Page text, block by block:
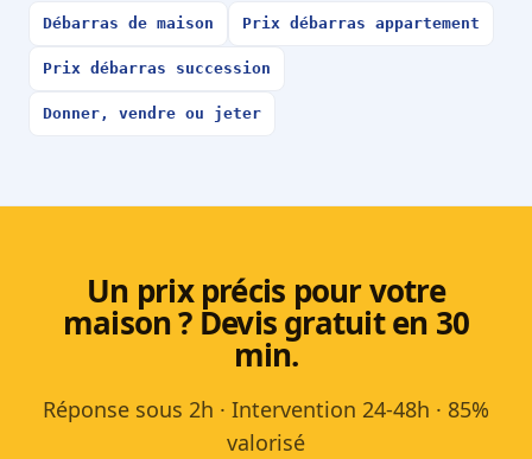
Débarras de maison Prix débarras appartement
Prix débarras succession
Donner, vendre ou jeter
Un prix précis pour votre
maison ? Devis gratuit en 30
min.
Réponse sous 2h · Intervention 24-48h · 85%
valorisé